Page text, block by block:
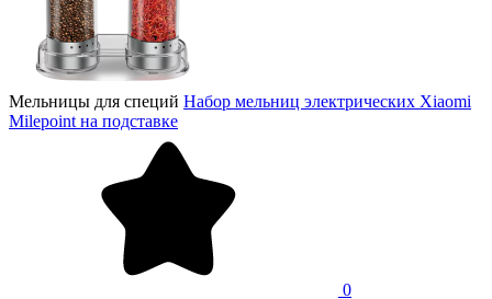
Мельницы для специй Набор мельниц электрических Xiaomi
Milepoint на подставке
0